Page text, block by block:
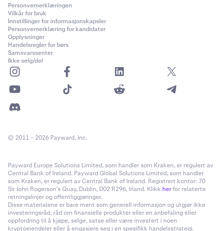
Personvernerklæringen
Vilkår for bruk
Innstillinger for informasjonskapsler
Personvernerklæring for kandidater
Opplysninger
Handelsregler for børs
Samsvarssenter
Ikke selg/del
© 2011 – 2026 Payward, Inc.
Payward Europe Solutions Limited, som handler som Kraken, er regulert av
Central Bank of Ireland. Payward Global Solutions Limited, som handler
som Kraken, er regulert av Central Bank of Ireland. Registrert kontor: 70
Sir John Rogerson’s Quay, Dublin, D02 R296, Irland. Klikk herfor relaterte
retningslinjer og offentliggjøringer.
Disse materialene er bare ment som generell informasjon og utgjør ikke
investeringsråd, råd om finansielle produkter eller en anbefaling eller
oppfordring til å kjøpe, selge, satse eller være investert i noen
kryptoeiendeler eller å engasjere seg i en spesifikk handelsstrategi.